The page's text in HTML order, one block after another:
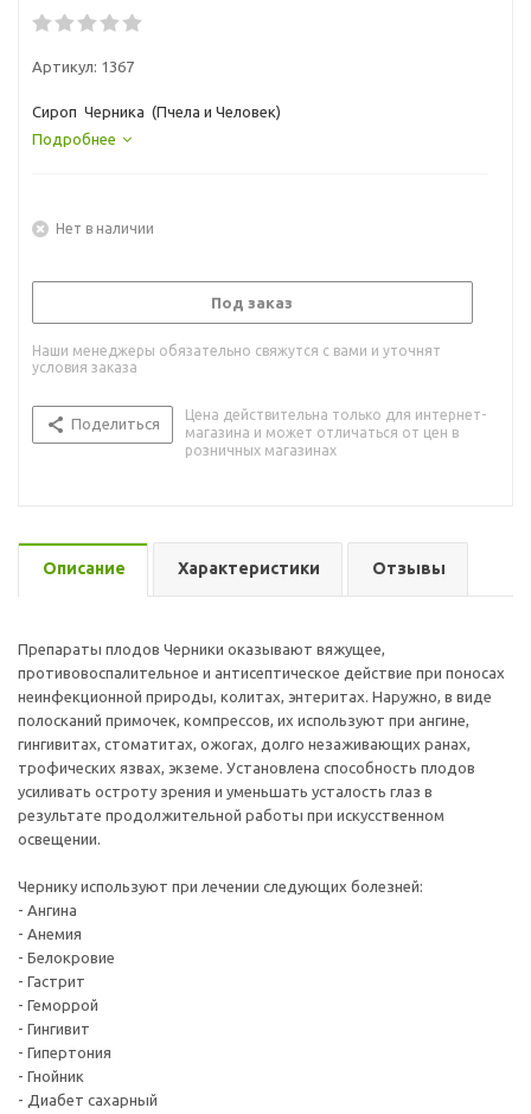
Артикул: 1367
Сироп Черника (Пчела и Человек)
Подробнее
Нет в наличии
Под заказ
Наши менеджеры обязательно свяжутся с вами и уточнят
условия заказа
Поделиться
Цена действительна только для интернет-
магазина и может отличаться от цен в
розничных магазинах
Описание Характеристики Отзывы
Препараты плодов Черники оказывают вяжущее,
противовоспалительное и антисептическое действие при поносах
неинфекционной природы, колитах, энтеритах. Наружно, в виде
полосканий примочек, компрессов, их используют при ангине,
гингивитах, стоматитах, ожогах, долго незаживающих ранах,
трофических язвах, экземе. Установлена способность плодов
усиливать остроту зрения и уменьшать усталость глаз в
результате продолжительной работы при искусственном
освещении.
Чернику используют при лечении следующих болезней:
- Ангина
- Анемия
- Белокровие
- Гастрит
- Геморрой
- Гингивит
- Гипертония
- Гнойник
- Диабет сахарный